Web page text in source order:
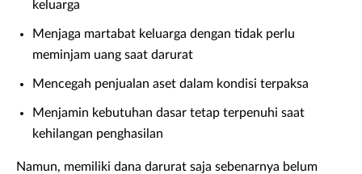
keluarga
Menjaga martabat keluarga dengan tidak perlu
meminjam uang saat darurat
Mencegah penjualan aset dalam kondisi terpaksa
Menjamin kebutuhan dasar tetap terpenuhi saat
kehilangan penghasilan
Namun, memiliki dana darurat saja sebenarnya belum